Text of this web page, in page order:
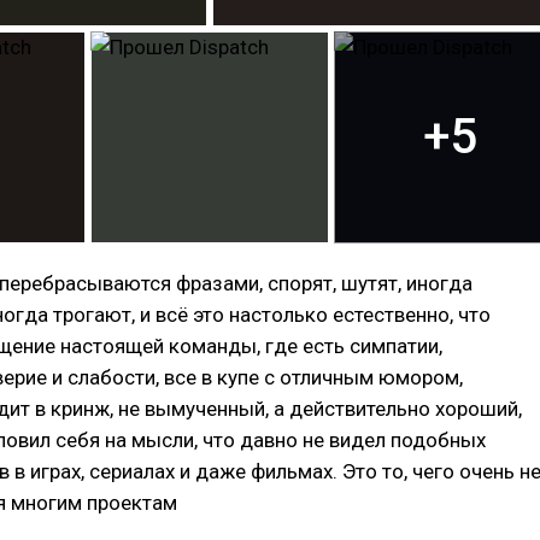
+5
фразами, спорят, шутят, иногда
трогают, и всё это настолько естественно, что
настоящей команды, где есть симпатии,
и слабости, все в купе с отличным юмором,
в кринж, не вымученный, а действительно хороший,
себя на мысли, что давно не видел подобных
играх, сериалах и даже фильмах. Это то, чего очень не
многим проектам